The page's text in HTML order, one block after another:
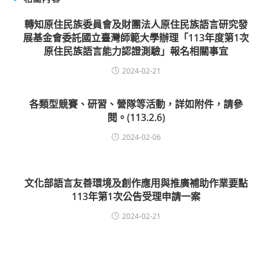
轉知原住民族委員會及財團法人原住民族語言研究發
展基金會委託國立臺灣師範大學辦理「113年度第1次
原住民族語言能力認證測驗」報名相關事宜
2024-02-21
各類型競賽、研習、營隊等活動，詳如附件，請參
閱。(113.2.6)
2024-02-06
文化部語言友善環境及創作應用與推廣補助作業要點
113年第1次公告受理申請一案
2024-02-21